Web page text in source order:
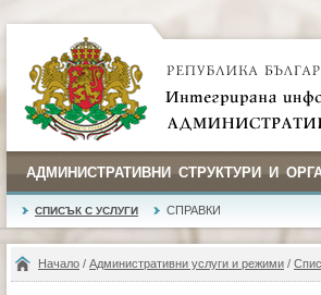
АДМИНИСТРАТИВНИ СТРУКТУРИ И
СПИСЪК С УСЛУГИ СПРАВКИ
Начало / Административни услуги и режими /